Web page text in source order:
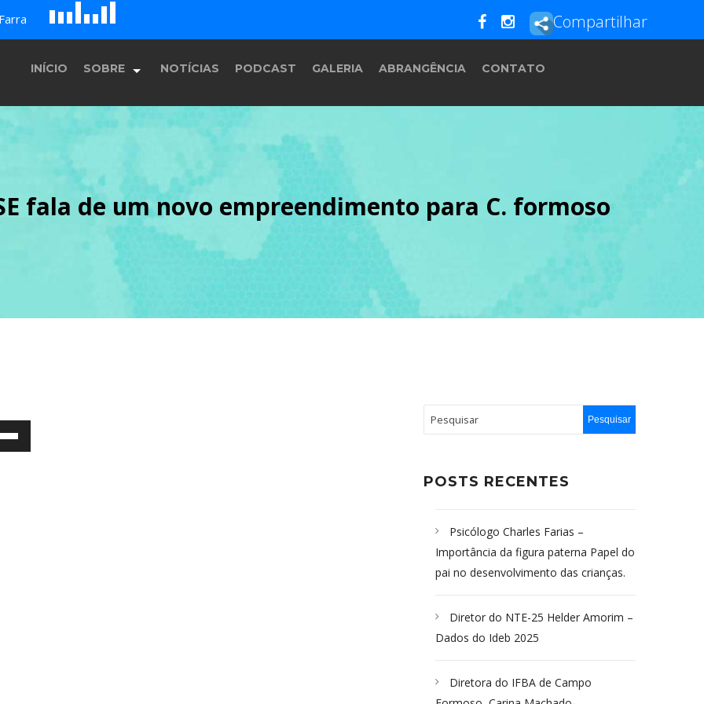
A
B c
D
E F G
H
Compartilhar
INÍCIO SOBRE
História
Equipe
Programação
NOTÍCIAS PODCAST GALERIA ABRANGÊNCIA CONTATO
fala de um novo empreendimento para C. formoso
POSTS RECENTES
Psicólogo Charles Farias –
Importância da figura paterna Papel do
pai no desenvolvimento das crianças.
Diretor do NTE-25 Helder Amorim –
Dados do Ideb 2025
Diretora do IFBA de Campo